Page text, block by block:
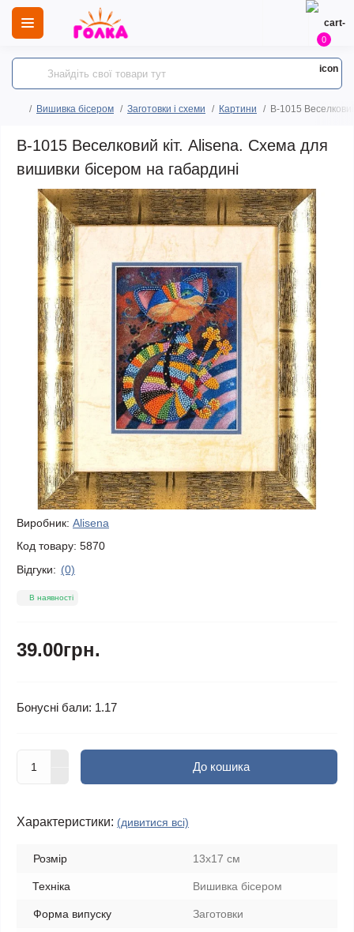
0
Вишивка бісером Заготовки і схеми Картини B-1015
B-1015 Веселковий кіт. Alisena. Схема для
вишивки бісером на габардині
Виробник: Alisena
Код товару: 5870
Відгуки: (0)
В наявності
39.00грн.
Бонусні бали: 1.17
До кошика
Характеристики: (дивитися всі)
Розмір 13х17 см
Техніка Вишивка бісером
Форма випуску Заготовки